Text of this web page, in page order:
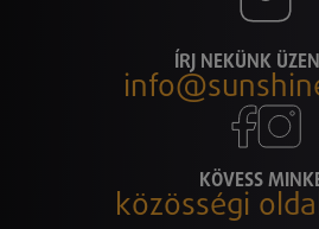
ÍRJ NEKÜNK
KÖVESS
közösségi